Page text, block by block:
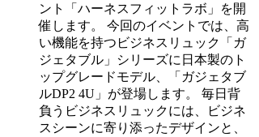
ント「ハーネスフィットラボ」を開
催します。 今回のイベントでは、高
い機能を持つビジネスリュック「ガ
ジェタブル」シリーズに日本製のト
ップグレードモデル、「ガジェタブ
ルDP2 4U」が登場します。 毎日背
負うビジネスリュックには、ビジネ
スシーンに寄り添ったデザインと、